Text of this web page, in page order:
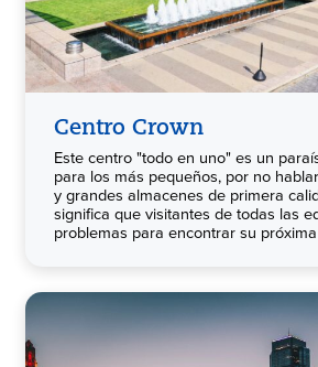
Centro Crown
Este centro "todo en uno" es un
para los más pequeños, por no
y grandes almacenes de primera
significa que visitantes de todas las
problemas para encontrar su